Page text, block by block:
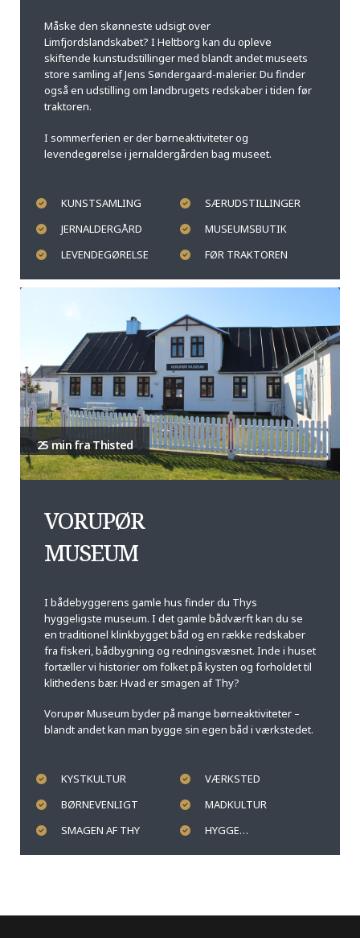
Måske den skønneste udsigt over
Limfjordslandskabet? I Heltborg kan du opleve
skiftende kunstudstillinger med blandt andet museets
store samling af Jens Søndergaard-malerier. Du finder
også en udstilling om landbrugets redskaber i tiden før
traktoren.
I sommerferien er der børneaktiviteter og
levendegørelse i jernaldergården bag museet.
KUNSTSAMLING
SÆRUDSTILLINGER
JERNALDERGÅRD
MUSEUMSBUTIK
LEVENDEGØRELSE
FØR TRAKTOREN
25 min fra Thisted
VORUPØR
MUSEUM
I bådebyggerens gamle hus finder du Thys
hyggeligste museum. I det gamle bådværft kan du se
en traditionel klinkbygget båd og en række redskaber
fra fiskeri, bådbygning og redningsvæsnet. Inde i huset
fortæller vi historier om folket på kysten og forholdet til
klithedens bær. Hvad er smagen af Thy?
Vorupør Museum byder på mange børneaktiviteter –
blandt andet kan man bygge sin egen båd i værkstedet.
KYSTKULTUR
VÆRKSTED
BØRNEVENLIGT
MADKULTUR
SMAGEN AF THY
HYGGE…